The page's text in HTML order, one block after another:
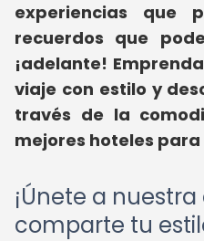
experiencias que
recuerdos que
¡adelante!
viaje con estilo y
través de la
mejores hoteles
¡Únete a
comparte tu